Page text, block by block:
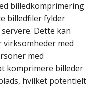
billedkomprimering
billedfiler fylder
Dette kan
med
med
komprimere billeder
hvilket potentielt